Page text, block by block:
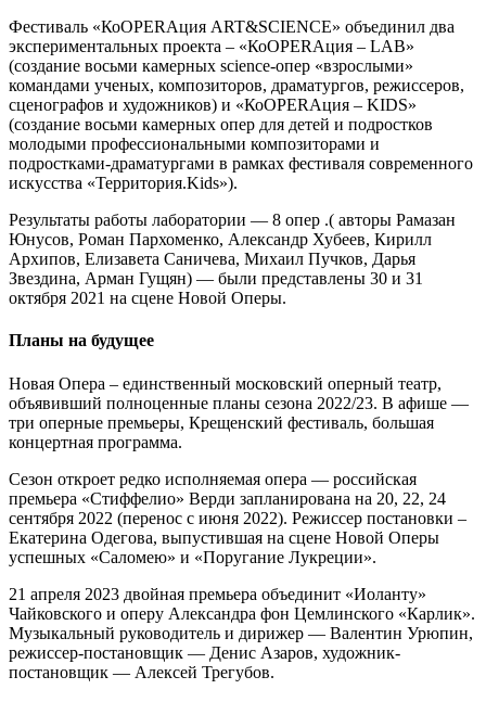
Фестиваль «КоOPERAция ART&SCIENCE» объединил два
экспериментальных проекта – «КоOPERAция – LAB»
(создание восьми камерных science-опер «взрослыми»
командами ученых, композиторов, драматургов, режиссеров,
сценографов и художников) и «КоOPERAция – KIDS»
(создание восьми камерных опер для детей и подростков
молодыми профессиональными композиторами и
подростками-драматургами в рамках фестиваля современного
искусства «Территория.Kids»).
Результаты работы лаборатории — 8 опер .( авторы Рамазан
Юнусов, Роман Пархоменко, Александр Хубеев, Кирилл
Архипов, Елизавета Саничева, Михаил Пучков, Дарья
Звездина, Арман Гущян) — были представлены 30 и 31
октября 2021 на сцене Новой Оперы.
Планы на будущее
Новая Опера – единственный московский оперный театр,
объявивший полноценные планы сезона 2022/23. В афише —
три оперные премьеры, Крещенский фестиваль, большая
концертная программа.
Сезон откроет редко исполняемая опера — российская
премьера «Стиффелио» Верди запланирована на 20, 22, 24
сентября 2022 (перенос с июня 2022). Режиссер постановки –
Екатерина Одегова, выпустившая на сцене Новой Оперы
успешных «Саломею» и «Поругание Лукреции».
21 апреля 2023 двойная премьера объединит «Иоланту»
Чайковского и оперу Александра фон Цемлинского «Карлик».
Музыкальный руководитель и дирижер — Валентин Урюпин,
режиссер-постановщик — Денис Азаров, художник-
постановщик — Алексей Трегубов.